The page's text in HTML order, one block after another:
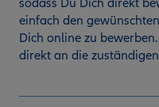
einfach den
Dich online zu
direkt an die